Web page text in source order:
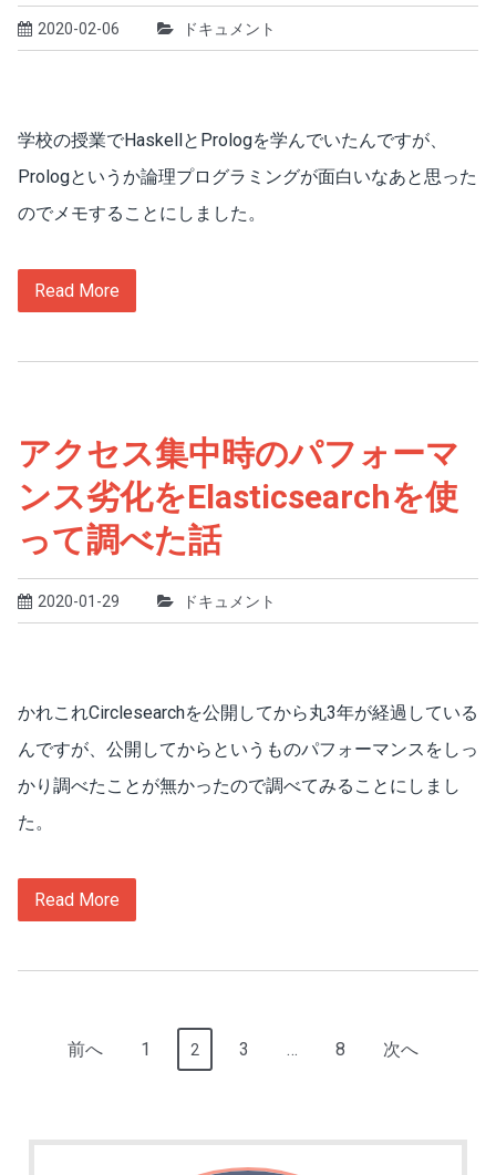
2020-02-06 ドキュメント
学校の授業でHaskellとPrologを学んでいたんですが、
Prologというか論理プログラミングが面白いなあと思った
のでメモすることにしました。
Read More
アクセス集中時のパフォーマ
ンス劣化をElasticsearchを使
って調べた話
2020-01-29 ドキュメント
かれこれCirclesearchを公開してから丸3年が経過している
んですが、公開してからというものパフォーマンスをしっ
かり調べたことが無かったので調べてみることにしまし
た。
Read More
稿
前へ 1 2 3 … 8 次へ